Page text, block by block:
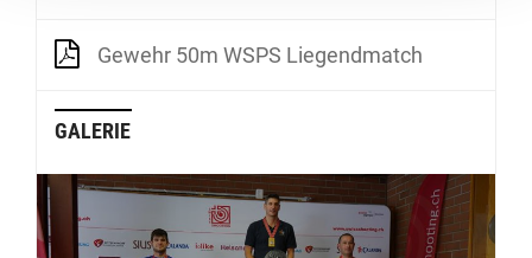
Gewehr 50m WSPS Liegendmatch
GALERIE